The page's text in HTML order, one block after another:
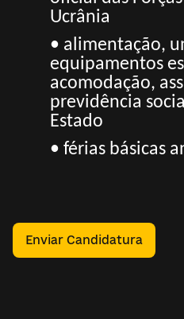
Ucrânia
• alimentação,
equipamentos
acomodação,
previdência
Estado
• férias básicas
Enviar Candidatura